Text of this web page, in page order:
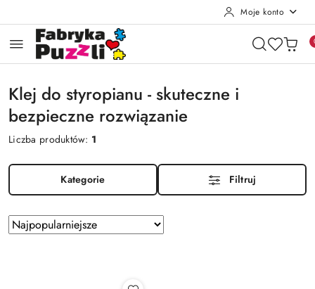
Moje konto
Klej do styropianu - skuteczne i
bezpieczne rozwiązanie
Liczba produktów: 1
Kategorie Filtruj
Zastosowano
sortowanie:
Sortuj
według